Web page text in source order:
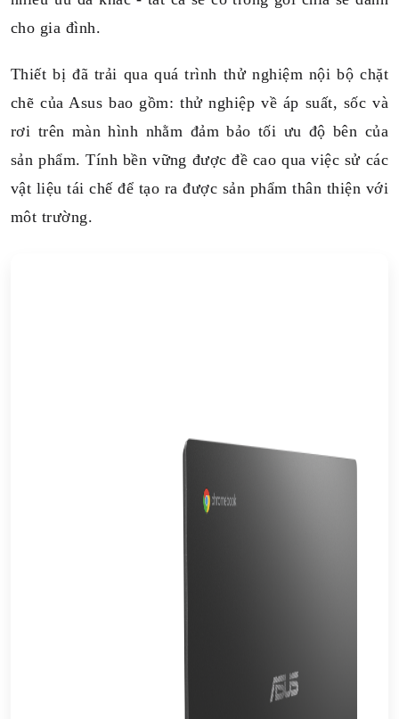
cho gia đình.
Thiết bị đã trải qua quá trình thử nghiệm nội bộ chặt
chẽ của Asus bao gồm: thử nghiệp về áp suất, sốc và
rơi trên màn hình nhằm đảm bảo tối ưu độ bên của
sản phẩm. Tính bền vững được đề cao qua việc sử các
vật liệu tái chế để tạo ra được sản phẩm thân thiện với
môt trường.